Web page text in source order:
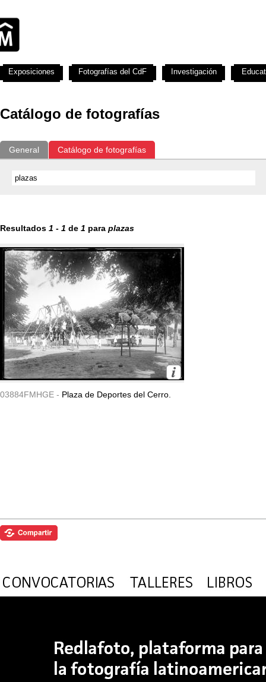
Catálogo de fotografías
General Catálogo de fotografías
Resultados 1 - 1 de 1 para plazas
03884FMHGE - Plaza de Deportes del Cerro.
Exposiciones Fotografías del CdF Investigación